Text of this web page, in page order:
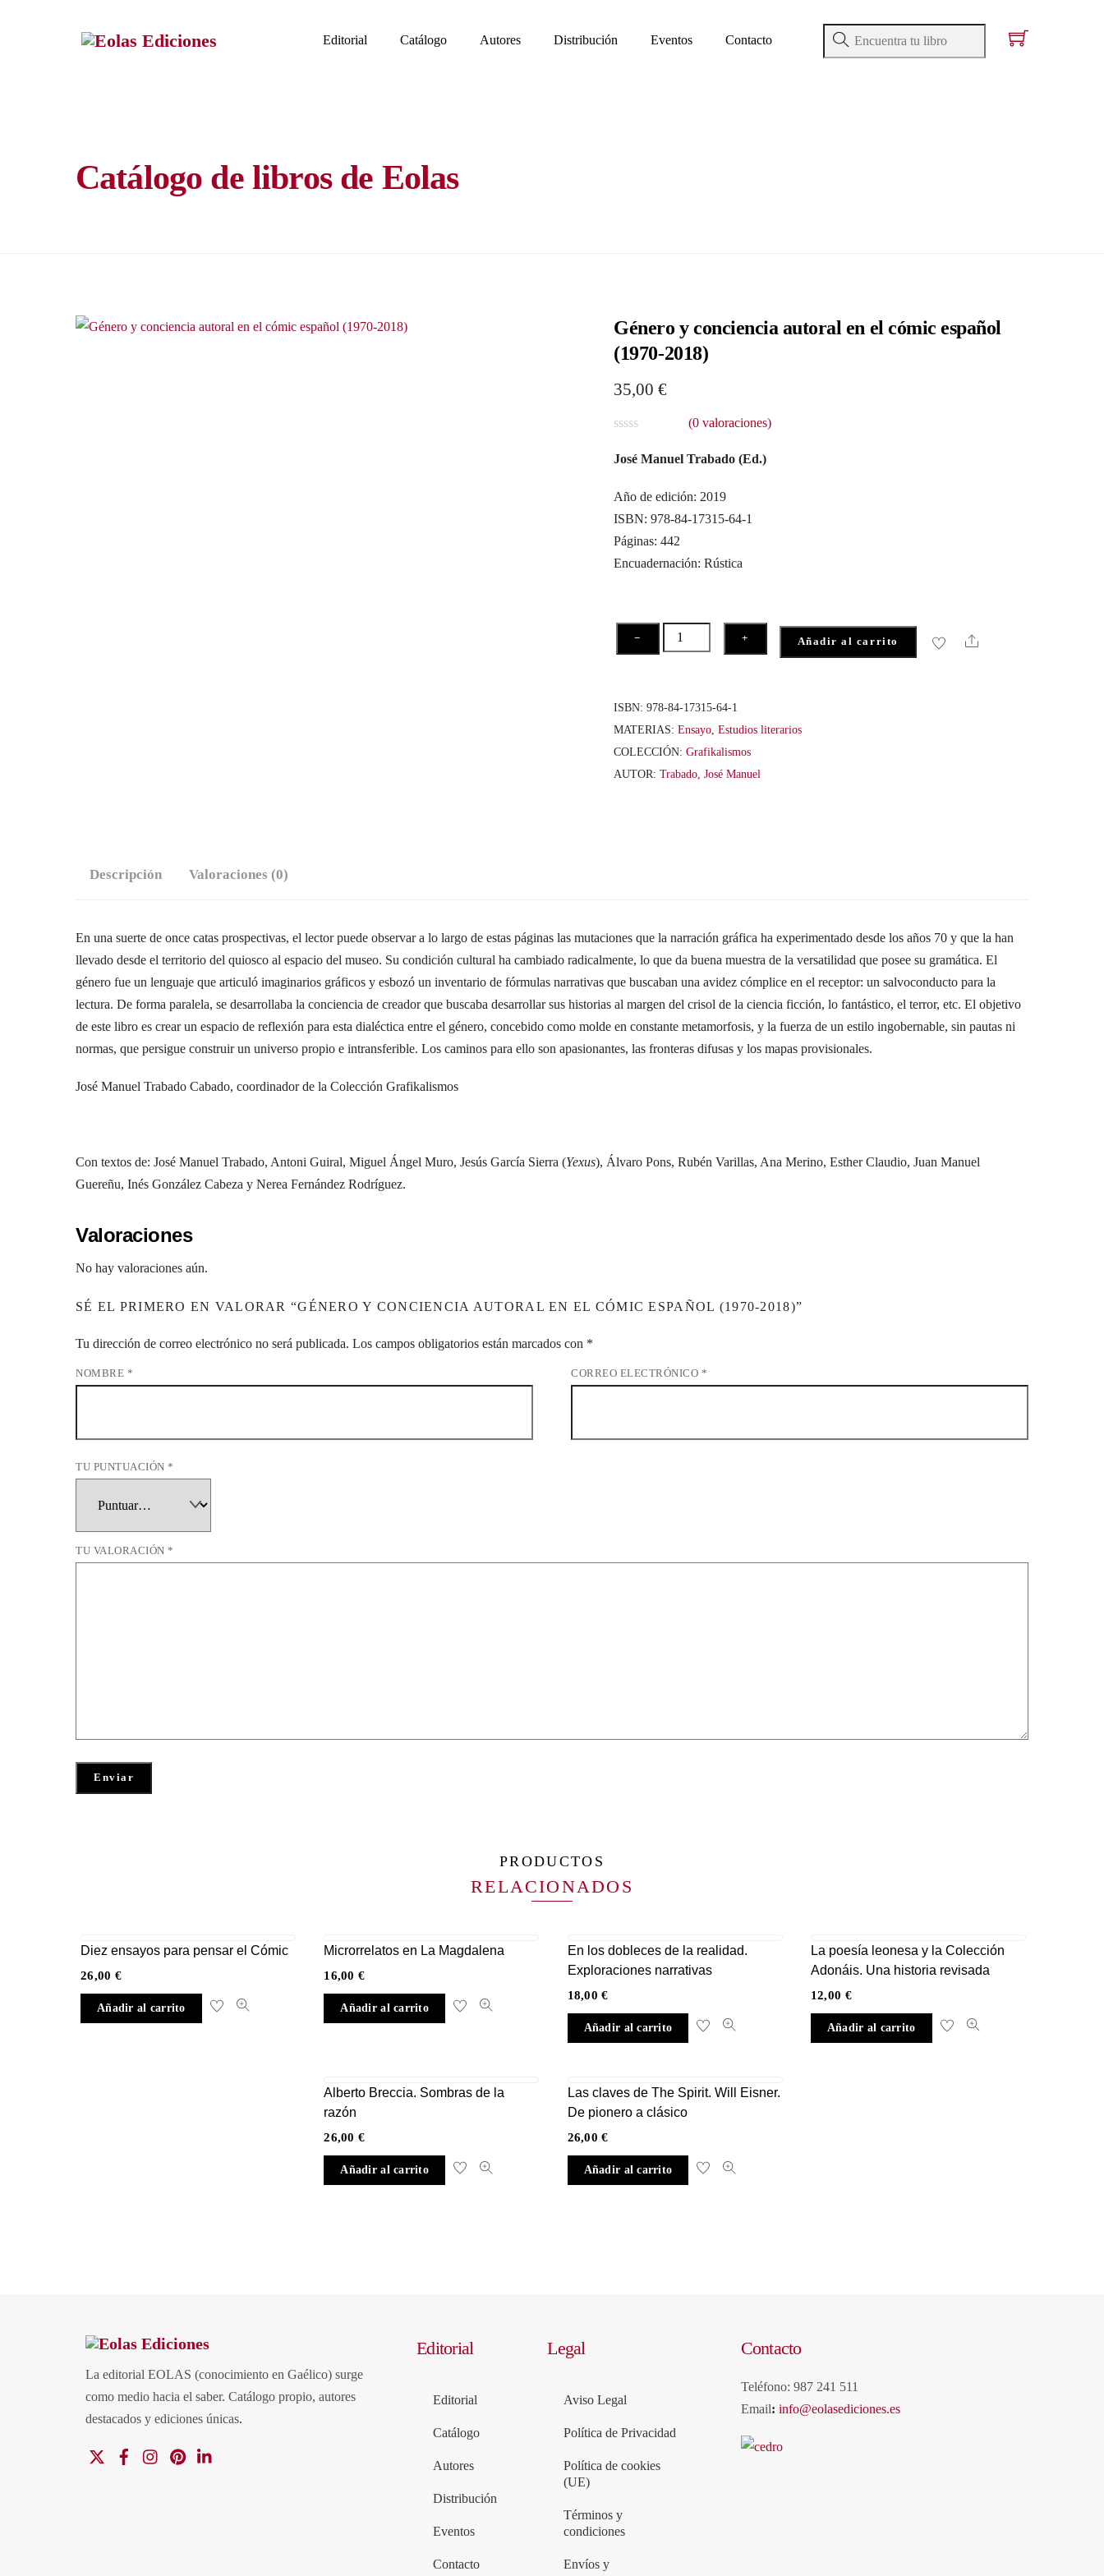
Editorial Catálogo Autores Distribución Eventos Contacto
Catálogo de libros de Eolas
Género y conciencia autoral en el cómic español
(1970-2018)
35,00€
a
r
d
o
c
o
5
(0valoraciones)
José Manuel Trabado (Ed.)
Año de edición: 2019
ISBN: 978-84-17315-64-1
Páginas: 442
Encuadernación: Rústica
−
Género
y
el
+ Añadir al carrito Share
ISBN:978-84-17315-64-1
MATERIAS:Ensayo ,Estudios literarios
COLECCIÓN:Grafikalismos
AUTOR:Trabado, José Manuel
Descripción Valoraciones (0)
En una suerte de once catas prospectivas, el lector puede observar a lo largo de estas páginas las mutaciones que la narración gráfica ha experimentado desde los años 70 y que la han
llevado desde el territorio del quiosco al espacio del museo. Su condición cultural ha cambiado radicalmente, lo que da buena muestra de la versatilidad que posee su gramática. El
género fue un lenguaje que articuló imaginarios gráficos y esbozó un inventario de fórmulas narrativas que buscaban una avidez cómplice en el receptor: un salvoconducto para la
lectura. De forma paralela, se desarrollaba la conciencia de creador que buscaba desarrollar sus historias al margen del crisol de la ciencia ficción, lo fantástico, el terror, etc. El objetivo
de este libro es crear un espacio de reflexión para esta dialéctica entre el género, concebido como molde en constante metamorfosis, y la fuerza de un estilo ingobernable, sin pautas ni
normas, que persigue construir un universo propio e intransferible. Los caminos para ello son apasionantes, las fronteras difusas y los mapas provisionales.
José Manuel Trabado Cabado, coordinador de la Colección Grafikalismos
Con textos de: José Manuel Trabado, Antoni Guiral, Miguel Ángel Muro, Jesús García Sierra (Yexus), Álvaro Pons, Rubén Varillas, Ana Merino, Esther Claudio, Juan Manuel
Guereñu, Inés González Cabeza y Nerea Fernández Rodríguez.
Valoraciones
No hay valoraciones aún.
SÉ EL PRIMERO EN VALORAR “GÉNERO Y CONCIENCIA AUTORAL EN EL CÓMIC ESPAÑOL (1970-2018)”
Tu dirección de correo electrónico no será publicada. Los campos obligatorios están marcados con *
NOMBRE * CORREO ELECTRÓNICO *
TU PUNTUACIÓN*
TU VALORACIÓN*
PRODUCTOS
RELACIONADOS
Diez ensayos para pensar el Cómic
26,00 €
Añadir al carrito
Microrrelatos en La Magdalena
16,00€
Añadir al carrito
En los dobleces de la realidad.
Exploraciones narrativas
18,00€
Añadir al carrito
La poesía leonesa y la Colección
Adonáis. Una historia revisada
12,00 €
Añadir al carrito
Alberto Breccia. Sombras de la
razón
26,00€
Añadir al carrito
Las claves de The Spirit. Will Eisner.
De pionero a clásico
26,00€
Añadir al carrito
La editorial EOLAS (conocimiento en Gaélico) surge
como medio hacia el saber. Catálogo propio, autores
destacados y ediciones únicas.
FacebookInstagramPinterest
Editorial
Editorial
Catálogo
Autores
Distribución
Eventos
Contacto
Legal
Aviso Legal
Política de Privacidad
Política de cookies
(UE)
Términos y
condiciones
Envíos y
Contacto
Teléfono: 987 241 511
Email: info@eolasediciones.es